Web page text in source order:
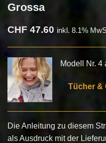
Grossa
CHF 47.60 inkl. 8.1%
Modell Nr. 4
Tücher &
Die Anleitung zu diesem
als Ausdruck mit der